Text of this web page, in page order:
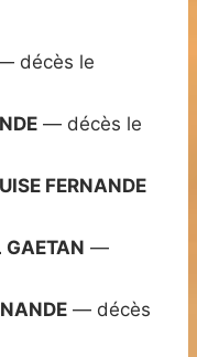
décès le
— décès le
FERNANDE
GAETAN —
— décès